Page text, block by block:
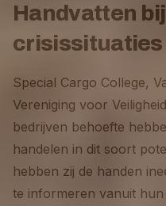
Handvatten
crisissituaties
Special Cargo College,
Vereniging voor
bedrijven behoefte
handelen in dit soort
hebben zij de handen
te informeren vanuit hun